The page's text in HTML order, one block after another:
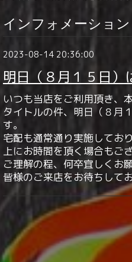
インフォメーション
2023-08-14 20:36:00
明日（８月１５日）
いつも当店をご利用頂き、
タイトルの件、明日（８月
す。
宅配も通常通り実施してお
上にお時間を頂く場合もご
ご理解の程、何卒宜しくお
皆様のご来店をお待ちして